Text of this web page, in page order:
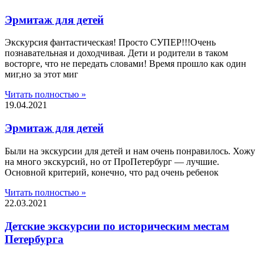
Эрмитаж для детей
Экскурсия фантастическая! Просто СУПЕР!!!Очень
познавательная и доходчивая. Дети и родители в таком
восторге, что не передать словами! Время прошло как один
миг,но за этот миг
Читать полностью »
19.04.2021
Эрмитаж для детей
Были на экскурсии для детей и нам очень понравилось. Хожу
на много экскурсий, но от ПроПетербург — лучшие.
Основной критерий, конечно, что рад очень ребенок
Читать полностью »
22.03.2021
Детские экскурсии по историческим местам
Петербурга